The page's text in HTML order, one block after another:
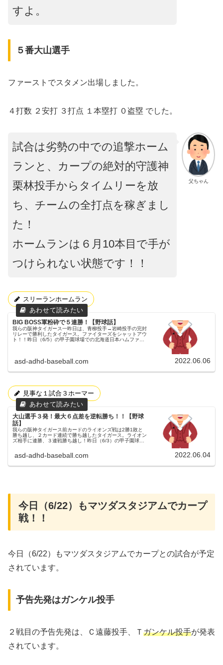
すよ。
５番大山選手
ファーストでスタメン出場しました。
４打数 ２安打 ３打点 １本塁打 ０盗塁 でした。
父ちゃん
試合は劣勢の中での追撃ホーム
ランと、カープの絶対的守護神
栗林投手からタイムリーを放
ち、チームの全打点を稼ぎまし
た！
ホームランは６月10本目で手が
つけられない状態です！！
スリーランホームラン
BIG BOSS軍粉砕で５連勝！【野球話】
我らの阪神タイガース一昨日は、青柳投手→岩崎投手の完封
リレーで勝利したタイガース。ファイターズをシャットアウ
ト！！昨日（6/5）の甲子園球場での北海道日本ハムファイ
asd-adhd-baseball.com 2022.06.06
見事な１試合３ホーマー
大山選手３発！最大６点差を逆転勝ち！！【野球
話】
我らの阪神タイガース前カードのライオンズ戦は2勝1敗と
勝ち越し、２カード連続で勝ち越したタイガース。ライオン
ズ相手に連勝、３連戦勝ち越し！昨日（6/3）の甲子園球場
子園球場にて交流戦４...
asd-adhd-baseball.com 2022.06.04
今日（6/22）もマツダスタジアムでカープ
戦！！
今日（6/22）もマツダスタジアムでカープとの試合が予定
されています。
予告先発はガンケル投手
２戦目の予告先発は、Ｃ遠藤投手、Ｔ ガンケル投手が発表
されています。